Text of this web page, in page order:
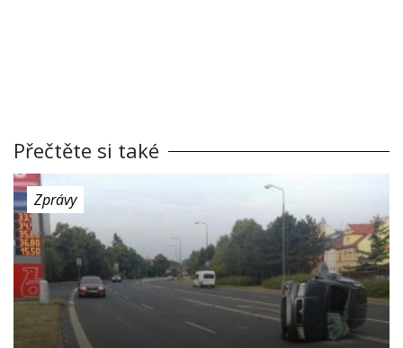
Přečtěte si také
Zprávy